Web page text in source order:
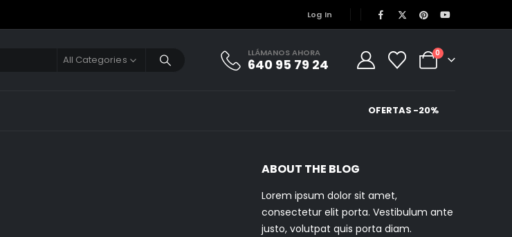
Log In
All Categories
LLÁMANOS AHORA
640 95 79 24
0
OFERTAS -20%
ABOUT THE BLOG
Lorem ipsum dolor sit amet,
consectetur elit porta. Vestibulum ante
justo, volutpat quis porta diam.